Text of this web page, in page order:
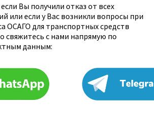
Вы получили отказ от всех
или если у Вас возникли вопросы при
ОСАГО для транспортных средств
свяжитесь с нами напрямую по
данным: